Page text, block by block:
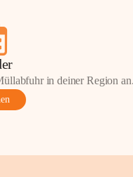
in deiner Region